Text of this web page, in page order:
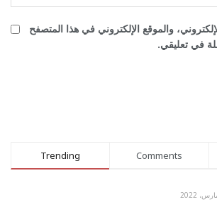
والموقع الإلكتروني في هذا المتصفح
في تعليقي.
Trending Comments